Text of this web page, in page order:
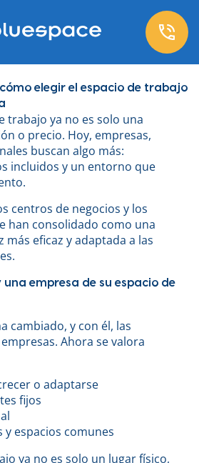
elegir el espacio de trabajo
trabajo ya no es solo una
o precio. Hoy, empresas,
buscan algo más:
incluidos y un entorno que
centros de negocios y los
han consolidado como una
más eficaz y adaptada a las
una empresa de su espacio de
cambiado, y con él, las
Ahora se valora
o adaptarse
fijos
y espacios comunes
ya no es solo un lugar físico,